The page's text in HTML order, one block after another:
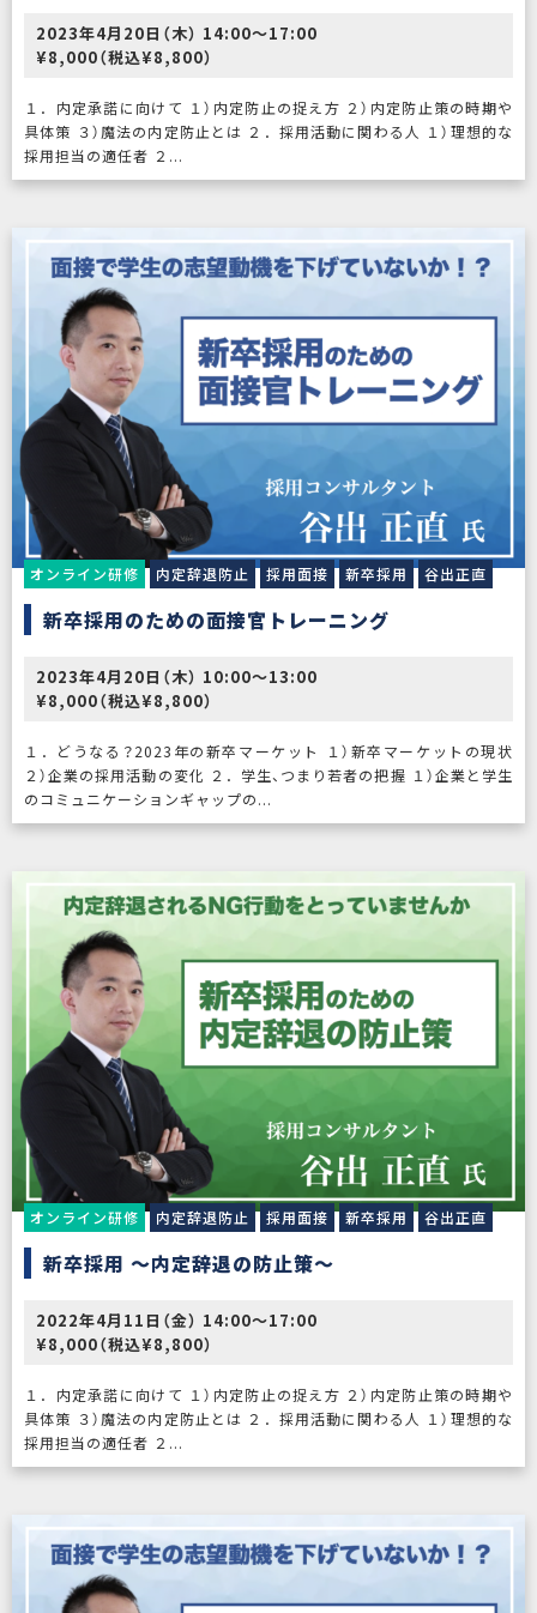
2023年4月20日（木） 14:00〜17:00
¥8,000（税込¥8,800）
１．内定承諾に向けて １）内定防止の捉え方 ２）内定防止策の時期や
具体策 ３）魔法の内定防止とは ２．採用活動に関わる人 １）理想的な
採用担当の適任者 ２...
オンライン研修 内定辞退防止 採用面接 新卒採用 谷出正直
新卒採用のための面接官トレーニング
2023年4月20日（木） 10:00〜13:00
¥8,000（税込¥8,800）
１．どうなる？2023年の新卒マーケット １）新卒マーケットの現状
２）企業の採用活動の変化 ２．学生、つまり若者の把握 １）企業と学生
のコミュニケーションギャップの...
オンライン研修 内定辞退防止 採用面接 新卒採用 谷出正直
新卒採用 〜内定辞退の防止策〜
2022年4月11日（金） 14:00〜17:00
¥8,000（税込¥8,800）
１．内定承諾に向けて １）内定防止の捉え方 ２）内定防止策の時期や
具体策 ３）魔法の内定防止とは ２．採用活動に関わる人 １）理想的な
採用担当の適任者 ２...